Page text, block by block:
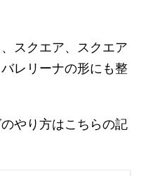
スクエア、スクエア
レリーナの形にも整
やり方はこちらの記